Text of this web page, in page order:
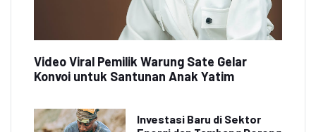
Video Viral Pemilik Warung Sate Gelar
Konvoi untuk Santunan Anak Yatim
Investasi Baru di Sektor